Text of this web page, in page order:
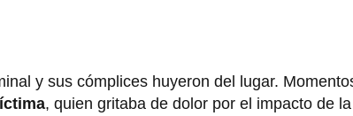
y sus cómplices huyeron del lugar.
, quien gritaba de dolor por el impacto de